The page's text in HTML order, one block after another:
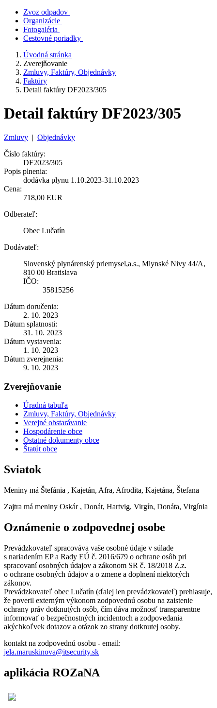
Zvoz odpadov
Organizácie
Fotogaléria
Cestovné poriadky
Úvodná stránka
Zverejňovanie
Zmluvy, Faktúry, Objednávky
Faktúry
Detail faktúry DF2023/305
Detail faktúry DF2023/305
Zmluvy | Objednávky
Číslo faktúry:
DF2023/305
Popis plnenia:
dodávka plynu 1.10.2023-31.10.2023
Cena:
718,00 EUR
Odberateľ:
Obec Lučatín
Dodávateľ:
Slovenský plynárenský priemysel,a.s., Mlynské Nivy 44/A,
810 00 Bratislava
IČO:
35815256
Dátum doručenia:
2. 10. 2023
Dátum splatnosti:
31. 10. 2023
Dátum vystavenia:
1. 10. 2023
Dátum zverejnenia:
9. 10. 2023
Zverejňovanie
Úradná tabuľa
Zmluvy, Faktúry, Objednávky
Verejné obstarávanie
Hospodárenie obce
Ostatné dokumenty obce
Štatút obce
Sviatok
Meniny má Štefánia , Kajetán, Afra, Afrodita, Kajetána, Štefana
Zajtra má meniny Oskár , Donát, Hartvig, Virgín, Donáta, Virgínia
Oznámenie o zodpovednej osobe
Prevádzkovateľ spracováva vaše osobné údaje v súlade
s nariadením EP a Rady EÚ č. 2016/679 o ochrane osôb pri
spracovaní osobných údajov a zákonom SR č. 18/2018 Z.z.
o ochrane osobných údajov a o zmene a doplnení niektorých
zákonov.
Prevádzkovateľ obec Lučatín (ďalej len prevádzkovateľ) prehlasuje,
že poveril externým výkonom zodpovednú osobu na zaistenie
ochrany práv dotknutých osôb, čím dáva možnosť transparentne
informovať o bezpečnostných incidentoch a zodpovedania
akýchkoľvek dotazov a otázok zo strany dotknutej osoby.
kontakt na zodpovednú osobu - email:
jela.maruskinova@itsecurity.sk
aplikácia ROZaNA